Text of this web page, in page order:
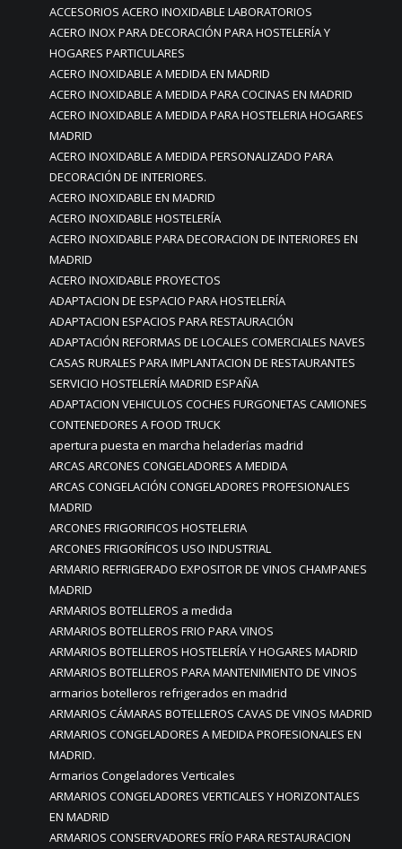
ACCESORIOS ACERO INOXIDABLE LABORATORIOS
ACERO INOX PARA DECORACIÓN PARA HOSTELERÍA Y
HOGARES PARTICULARES
ACERO INOXIDABLE A MEDIDA EN MADRID
ACERO INOXIDABLE A MEDIDA PARA COCINAS EN MADRID
ACERO INOXIDABLE A MEDIDA PARA HOSTELERIA HOGARES
MADRID
ACERO INOXIDABLE A MEDIDA PERSONALIZADO PARA
DECORACIÓN DE INTERIORES.
ACERO INOXIDABLE EN MADRID
ACERO INOXIDABLE HOSTELERÍA
ACERO INOXIDABLE PARA DECORACION DE INTERIORES EN
MADRID
ACERO INOXIDABLE PROYECTOS
ADAPTACION DE ESPACIO PARA HOSTELERÍA
ADAPTACION ESPACIOS PARA RESTAURACIÓN
ADAPTACIÓN REFORMAS DE LOCALES COMERCIALES NAVES
CASAS RURALES PARA IMPLANTACION DE RESTAURANTES
SERVICIO HOSTELERÍA MADRID ESPAÑA
ADAPTACION VEHICULOS COCHES FURGONETAS CAMIONES
CONTENEDORES A FOOD TRUCK
apertura puesta en marcha heladerías madrid
ARCAS ARCONES CONGELADORES A MEDIDA
ARCAS CONGELACIÓN CONGELADORES PROFESIONALES
MADRID
ARCONES FRIGORIFICOS HOSTELERIA
ARCONES FRIGORÍFICOS USO INDUSTRIAL
ARMARIO REFRIGERADO EXPOSITOR DE VINOS CHAMPANES
MADRID
ARMARIOS BOTELLEROS a medida
ARMARIOS BOTELLEROS FRIO PARA VINOS
ARMARIOS BOTELLEROS HOSTELERÍA Y HOGARES MADRID
ARMARIOS BOTELLEROS PARA MANTENIMIENTO DE VINOS
armarios botelleros refrigerados en madrid
ARMARIOS CÁMARAS BOTELLEROS CAVAS DE VINOS MADRID
ARMARIOS CONGELADORES A MEDIDA PROFESIONALES EN
MADRID.
Armarios Congeladores Verticales
ARMARIOS CONGELADORES VERTICALES Y HORIZONTALES
EN MADRID
ARMARIOS CONSERVADORES FRÍO PARA RESTAURACION